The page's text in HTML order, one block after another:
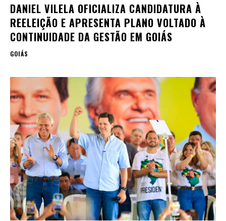
DANIEL VILELA OFICIALIZA CANDIDATURA À
REELEIÇÃO E APRESENTA PLANO VOLTADO À
CONTINUIDADE DA GESTÃO EM GOIÁS
GOIÁS